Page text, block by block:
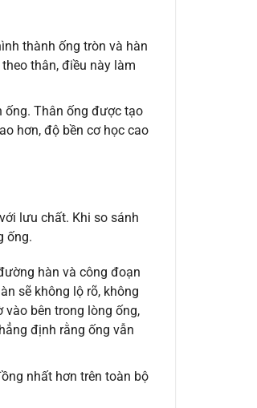
thành ống tròn và hàn
thân, điều này làm
ống. Thân ống được tạo
hơn, độ bền cơ học cao
lưu chất. Khi so sánh
ống.
hàn và công đoạn
sẽ không lộ rõ, không
bên trong lòng ống,
định rằng ống vẫn
nhất hơn trên toàn bộ